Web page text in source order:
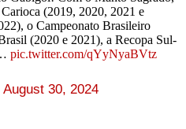
(2019, 2020, 2021 e
o Campeonato Brasileiro
(2020 e 2021), a Recopa Sul-
pic.twitter.com/qYyNyaBVtz
August 30, 2024